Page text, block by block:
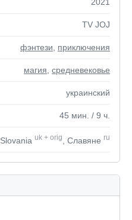
TV JOJ
фэнтези приключения
магия средневековье
украинский
45 мин. / 9 ч.
Slovania uk + orig , Славяне ru